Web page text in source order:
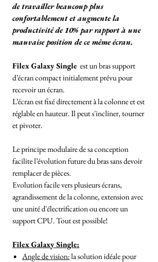
de travailler beaucoup plus
confortablement et augmente la
productivité de 10% par rapport à une
mauvaise position de ce même écran.
Filex Galaxy Single est un bras support
d’écran compact initialement prévu pour
recevoir un écran.
L’écran est fixé directement à la colonne et est
réglable en hauteur. Il peut s'incliner, tourner
et pivoter.
Le principe modulaire de sa conception
facilite l’évolution future du bras sans devoir
remplacer de pièces.
Evolution facile vers plusieurs écrans,
agrandissement de la colonne, extension avec
une unité d'électrification ou encore un
support CPU. Tout est possible!
Filex Galaxy Single:
Angle de vision:la solution idéale pour